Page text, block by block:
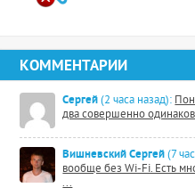
КОММЕНТАРИИ
Сергей (2 часа назад):
два совершенно
Вишневский Сергей (7
вообще без Wi-Fi. Есть
...